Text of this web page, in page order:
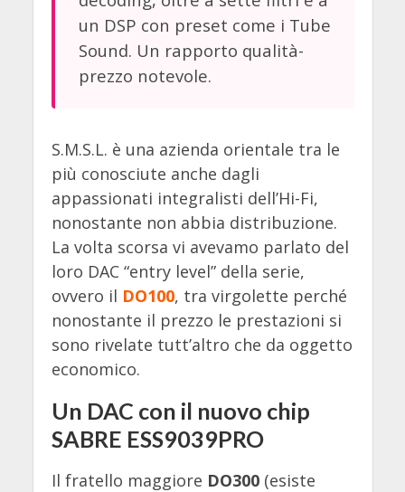
un DSP con preset come i Tube
Sound. Un rapporto qualità-
prezzo notevole.
S.M.S.L. è una azienda orientale tra le
più conosciute anche dagli
appassionati integralisti dell’Hi-Fi,
nonostante non abbia distribuzione.
La volta scorsa vi avevamo parlato del
loro DAC “entry level” della serie,
ovvero il DO100, tra virgolette perché
nonostante il prezzo le prestazioni si
sono rivelate tutt’altro che da oggetto
economico.
Un DAC con il nuovo chip
SABRE ESS9039PRO
Il fratello maggiore DO300 (esiste